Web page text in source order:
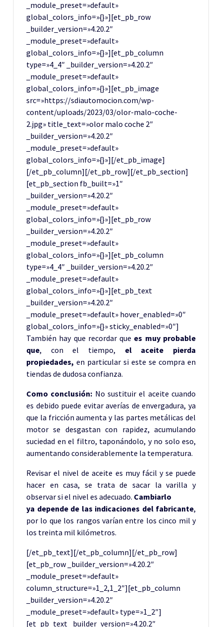
_module_preset=»default»
global_colors_info=»{}»][et_pb_row
_builder_version=»4.20.2″
_module_preset=»default»
global_colors_info=»{}»][et_pb_column
type=»4_4″ _builder_version=»4.20.2″
_module_preset=»default»
global_colors_info=»{}»][et_pb_image
src=»https://sdiautomocion.com/wp-
content/uploads/2023/03/olor-malo-coche-
2.jpg» title_text=»olor malo coche 2″
_builder_version=»4.20.2″
_module_preset=»default»
global_colors_info=»{}»][/et_pb_image]
[/et_pb_column][/et_pb_row][/et_pb_section]
[et_pb_section fb_built=»1″
_builder_version=»4.20.2″
_module_preset=»default»
global_colors_info=»{}»][et_pb_row
_builder_version=»4.20.2″
_module_preset=»default»
global_colors_info=»{}»][et_pb_column
type=»4_4″ _builder_version=»4.20.2″
_module_preset=»default»
global_colors_info=»{}»][et_pb_text
_builder_version=»4.20.2″
_module_preset=»default» hover_enabled=»0″
global_colors_info=»{}» sticky_enabled=»0″]
También hay que recordar que es muy probable
que, con el tiempo, el aceite pierda
propiedades, en particular si este se compra en
tiendas de dudosa confianza.
Como conclusión: No sustituir el aceite cuando
es debido puede evitaraverías de envergadura, ya
que la fricción aumenta y las partes metálicas del
motor se desgastan con rapidez, acumulando
suciedad en el filtro, taponándolo, y no solo eso,
aumentando considerablemente la temperatura.
Revisar el nivel de aceite es muy fácil y se puede
hacer en casa, se trata de sacar la varilla y
observar si el nivel es adecuado. Cambiarlo
ya depende de las indicaciones del fabricante,
por lo que los rangos varían entre los cinco mil y
los treinta mil kilómetros.
[/et_pb_text][/et_pb_column][/et_pb_row]
[et_pb_row _builder_version=»4.20.2″
_module_preset=»default»
column_structure=»1_2,1_2″][et_pb_column
_builder_version=»4.20.2″
_module_preset=»default» type=»1_2″]
[et_pb_text _builder_version=»4.20.2″